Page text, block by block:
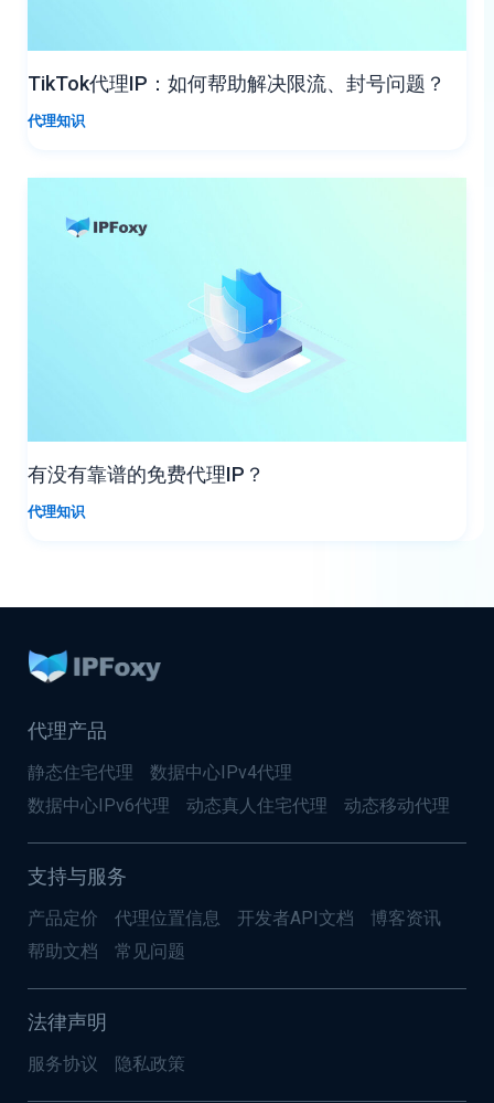
TikTok代理IP：如何帮助解决限流、封号问题？
代理知识
有没有靠谱的免费代理IP？
代理知识
代理产品
静态住宅代理
数据中心IPv4代理
数据中心IPv6代理
动态真人住宅代理 动态移动代理
支持与服务
产品定价 代理位置信息 开发者API文档
博客资讯
帮助文档
常见问题
法律声明
服务协议 隐私政策